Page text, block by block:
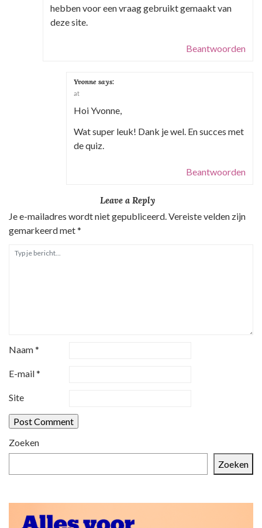
hebben voor een vraag gebruikt gemaakt van
deze site.
Beantwoorden
Yvonne says:
at
Hoi Yvonne,
Wat super leuk! Dank je wel. En succes met
de quiz.
Beantwoorden
Leave a Reply
Je e-mailadres wordt niet gepubliceerd.Vereiste velden zijn
gemarkeerd met*
Naam*
E-mail*
Site
Zoeken
Zoeken